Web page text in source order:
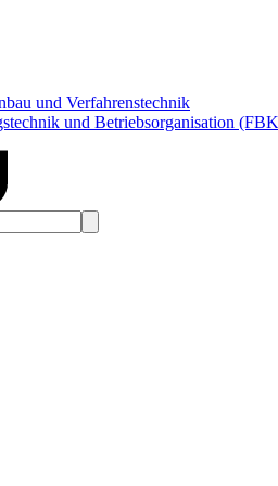
und Verfahrenstechnik
und Betriebsorganisation